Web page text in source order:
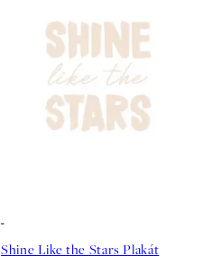
Shine Like the Stars Plakát